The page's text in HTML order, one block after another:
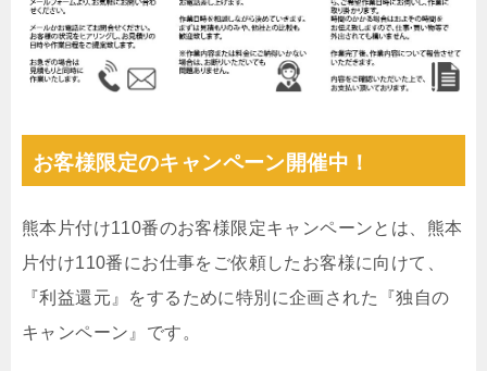
お客様限定のキャンペーン開催中！
熊本片付け110番のお客様限定キャンペーンとは、熊本
片付け110番にお仕事をご依頼したお客様に向けて、
『利益還元』をするために特別に企画された『独自の
キャンペーン』です。